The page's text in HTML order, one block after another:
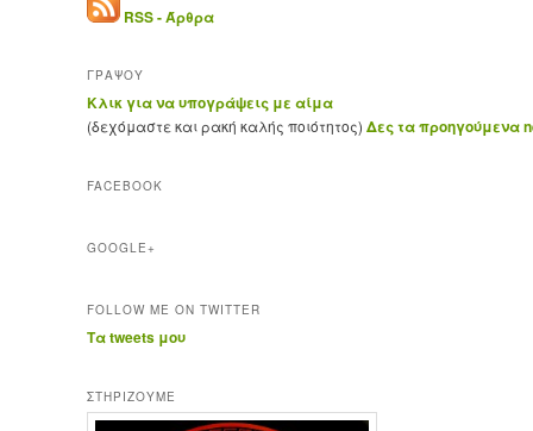
RSS - Άρθρα
ΓΡΑΨΟΥ
Κλικ για να υπογράψεις με αίμα
(δεχόμαστε και ρακή καλής ποιότητος) Δες τα προηγούμενα
FACEBOOK
GOOGLE+
FOLLOW ME ON TWITTER
Τα tweets μου
ΣΤΗΡΊΖΟΥΜΕ